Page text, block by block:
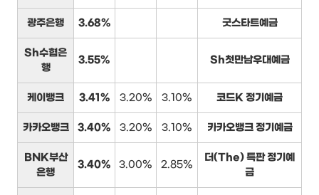
광주은행 3.68% 굿스타트예금
Sh수협은
행
3.55% Sh첫만남우대예금
케이뱅크 3.41% 3.20% 3.10% 코드K 정기예금
카카오뱅크 3.40% 3.20% 3.10% 카카오뱅크 정기예금
BNK부산
은행
3.40% 3.00% 2.85%
더(The) 특판 정기예
금